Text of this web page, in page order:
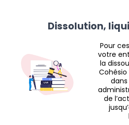
Dissolution,
Pour
votre
la
de